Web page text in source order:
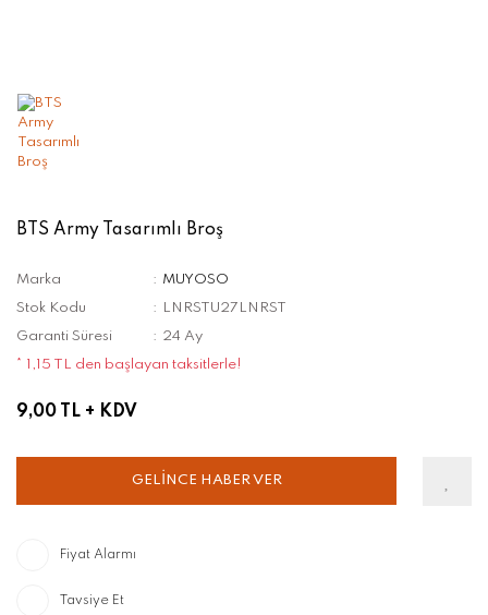
BTS Army Tasarımlı Broş
Marka
MUYOSO
Stok Kodu
LNRSTU27LNRST
Garanti Süresi
24 Ay
* 1,15 TL den başlayan taksitlerle!
9,00 TL + KDV
GELİNCE HABER VER
Fiyat Alarmı
Tavsiye Et